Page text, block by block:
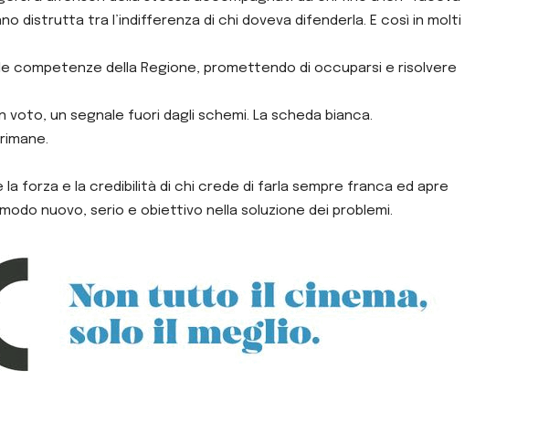
distrutta tra l’indifferenza di chi doveva difenderla. E così in molti
competenze della Regione, promettendo di occuparsi e risolvere
un segnale fuori dagli schemi. La scheda bianca.
forza e la credibilità di chi crede di farla sempre franca ed apre
nuovo, serio e obiettivo nella soluzione dei problemi.